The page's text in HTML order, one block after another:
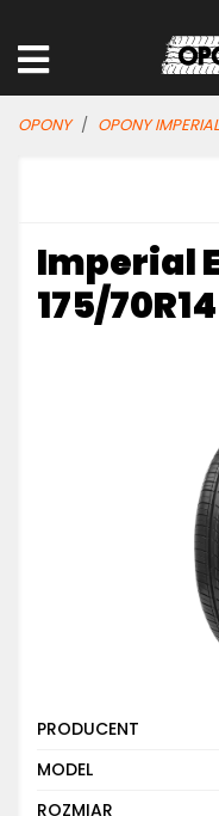
OPONY OPONY IMPERIAL
Imperial
175/
PRODUCENT
MODEL
ROZMIAR